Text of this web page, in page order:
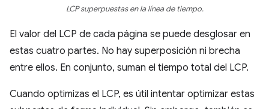
LCP superpuestas en la línea de tiempo.
El valor del LCP de cada página se puede desglosar en
estas cuatro partes. No hay superposición ni brecha
entre ellos. En conjunto, suman el tiempo total del LCP.
Cuando optimizas el LCP, es útil intentar optimizar estas